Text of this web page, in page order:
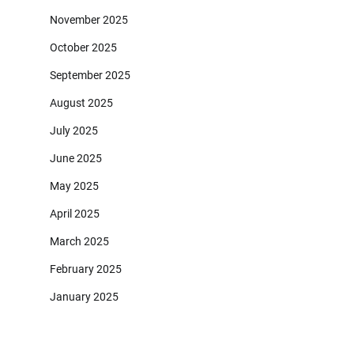
November 2025
October 2025
September 2025
August 2025
July 2025
June 2025
May 2025
April 2025
March 2025
February 2025
January 2025